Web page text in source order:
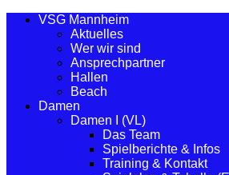
VSG Mannheim
Aktuelles
Wer wir sind
Ansprechpartner
Hallen
Beach
Damen
Damen I (VL)
Das Team
Spielberichte & Infos
Training & Kontakt